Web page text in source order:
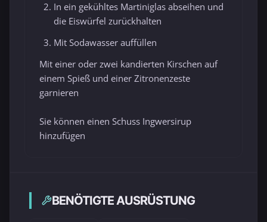
In ein gekühltes Martiniglas abseihen und
die Eiswürfel zurückhalten
Mit Sodawasser auffüllen
Mit einer oder zwei kandierten Kirschen auf
einem Spieß und einer Zitronenzeste
garnieren
Sie können einen Schuss Ingwersirup
hinzufügen
BENÖTIGTE AUSRÜSTUNG